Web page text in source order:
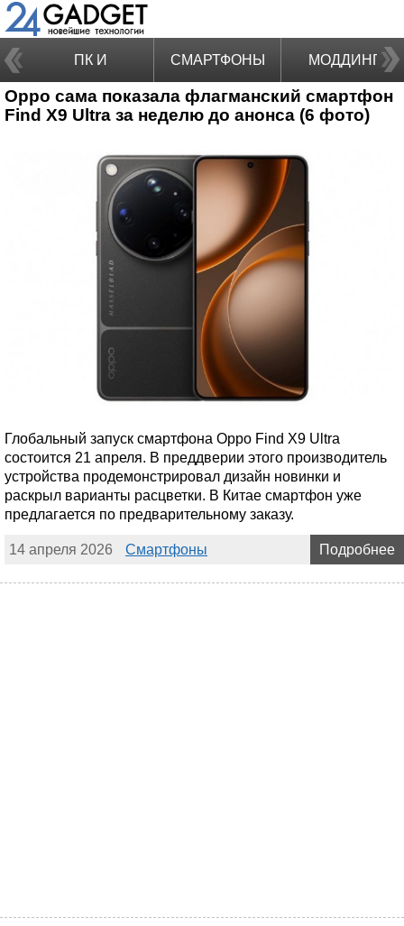
ПК И
НОУТБУКИ
СМАРТФОНЫ МОДДИНГ
Oppo сама показала флагманский смартфон
Find X9 Ultra за неделю до анонса (6 фото)
Глобальный запуск смартфона Oppo Find X9 Ultra
состоится 21 апреля. В преддверии этого производитель
устройства продемонстрировал дизайн новинки и
раскрыл варианты расцветки. В Китае смартфон уже
предлагается по предварительному заказу.
14 апреля 2026 Смартфоны Подробнее